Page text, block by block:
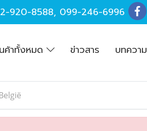
920-8588, 099-246-6996
ค้าทั้งหมด ข่าวสาร บทความ